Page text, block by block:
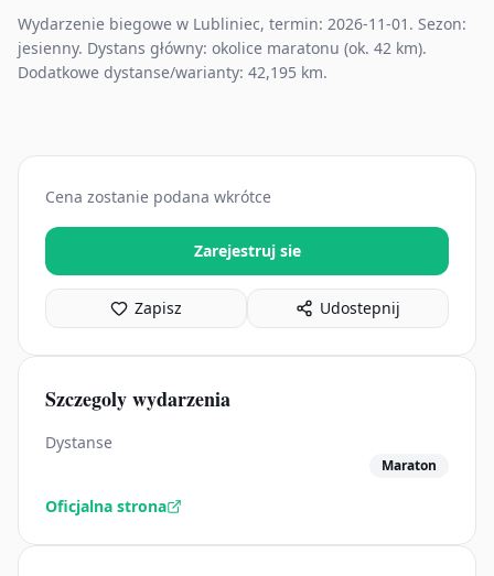
Wydarzenie biegowe w Lubliniec, termin: 2026-11-01. Sezon:
jesienny. Dystans główny: okolice maratonu (ok. 42 km).
Dodatkowe dystanse/warianty: 42,195 km.
Cena zostanie podana wkrótce
Zarejestruj sie
Zapisz Udostepnij
Szczegoly wydarzenia
Dystanse
Maraton
Oficjalna strona